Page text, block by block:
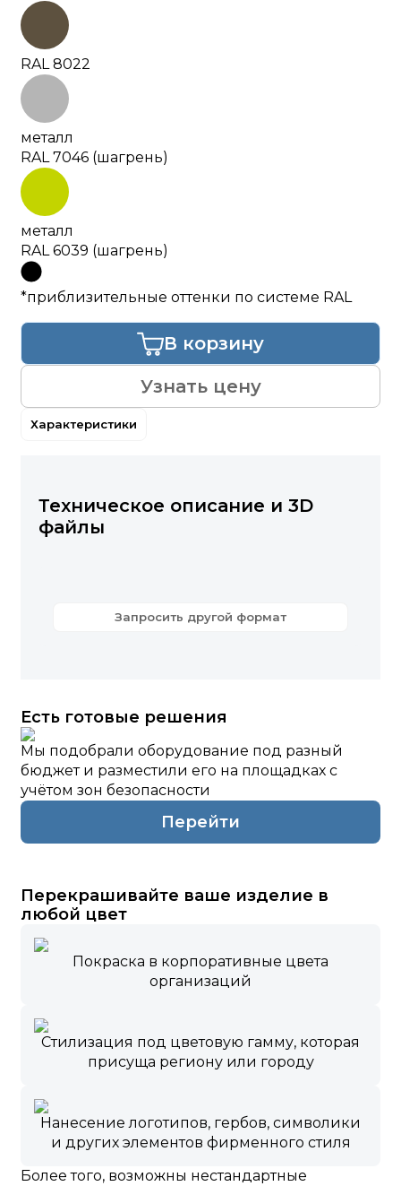
Характеристики
Техническое описание и 3D
файлы
Запросить другой формат
Есть готовые решения
Мы подобрали оборудование под разный
бюджет и разместили его на площадках с
учётом зон безопасности
Перейти
Перекрашивайте ваше изделие в
любой цвет
Покраска в корпоративные цвета
организаций
Стилизация под цветовую гамму, которая
присуща региону или городу
Нанесение логотипов, гербов, символики
и других элементов фирменного стиля
Более того, возможны нестандартные
RAL 8022
металл
RAL 7046 (шагрень)
металл
RAL 6039 (шагрень)
*приблизительные оттенки по системе RAL
Узнать цену
В корзину